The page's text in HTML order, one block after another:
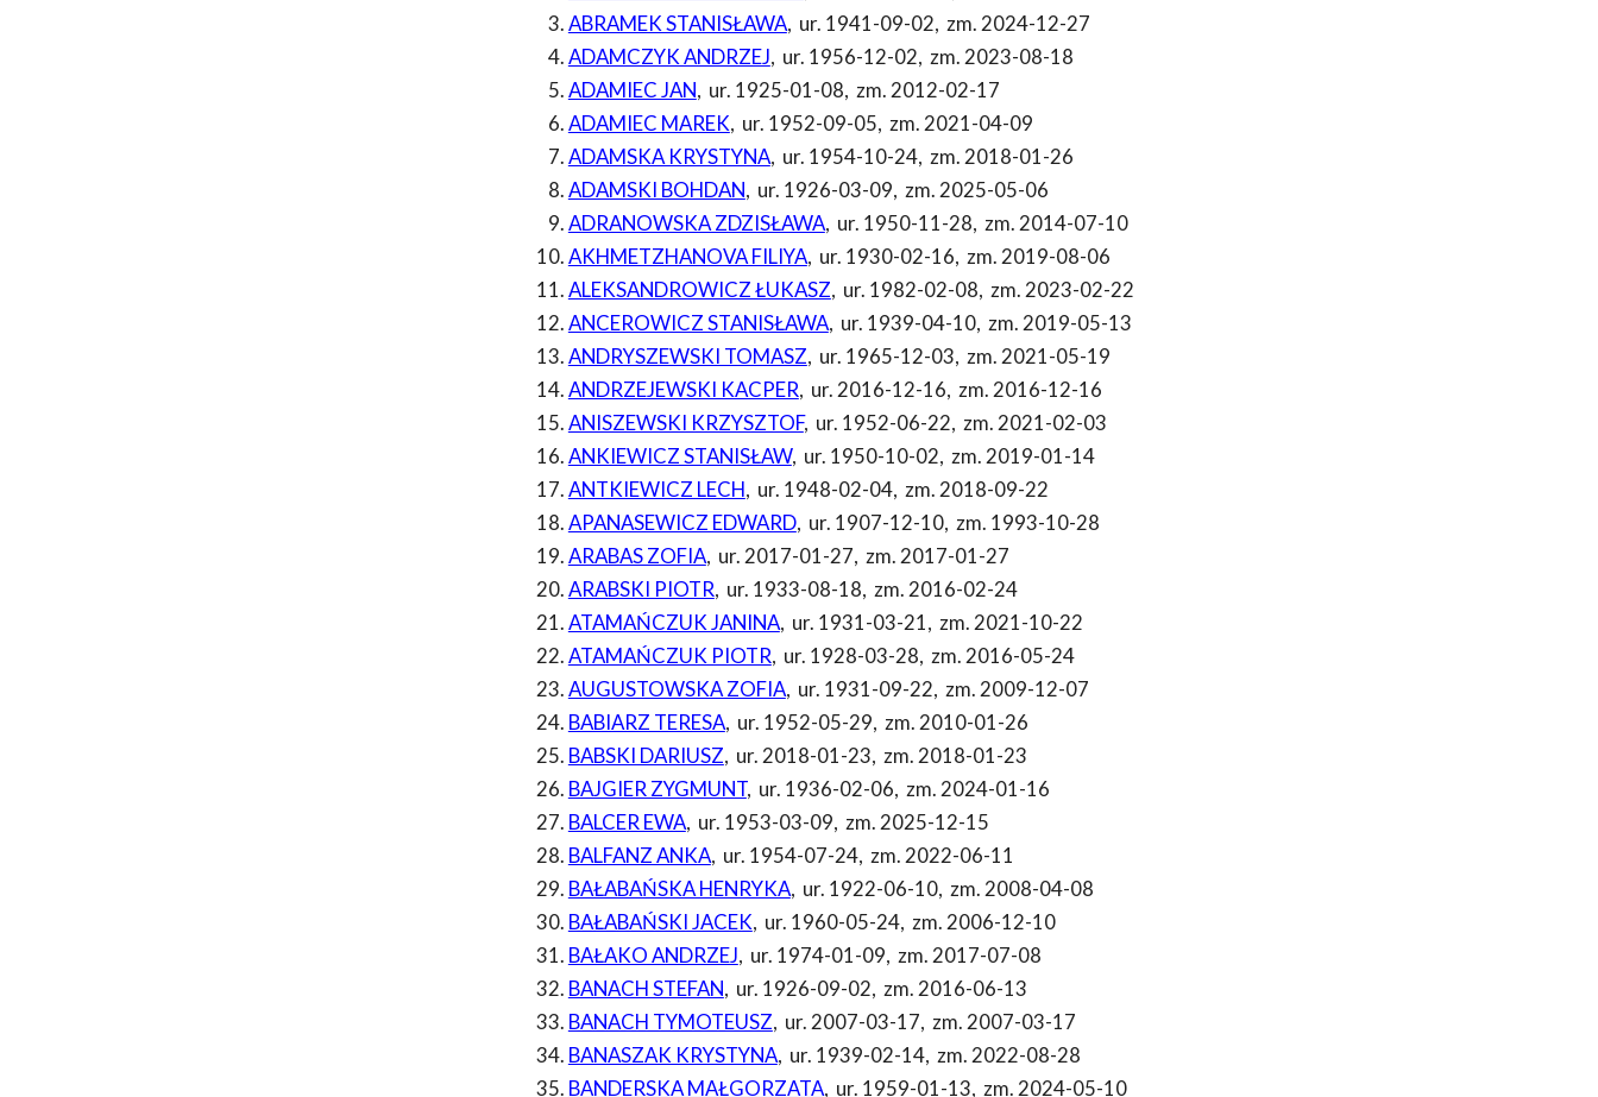
ABRAMEK STANISŁAWA, ur. 1941-09-02, zm. 2024-12-27
ADAMCZYK ANDRZEJ, ur. 1956-12-02, zm. 2023-08-18
ADAMIEC JAN, ur. 1925-01-08, zm. 2012-02-17
ADAMIEC MAREK, ur. 1952-09-05, zm. 2021-04-09
ADAMSKA KRYSTYNA, ur. 1954-10-24, zm. 2018-01-26
ADAMSKI BOHDAN, ur. 1926-03-09, zm. 2025-05-06
ADRANOWSKA ZDZISŁAWA, ur. 1950-11-28, zm. 2014-07-10
AKHMETZHANOVA FILIYA, ur. 1930-02-16, zm. 2019-08-06
ALEKSANDROWICZ ŁUKASZ, ur. 1982-02-08, zm. 2023-02-22
ANCEROWICZ STANISŁAWA, ur. 1939-04-10, zm. 2019-05-13
ANDRYSZEWSKI TOMASZ, ur. 1965-12-03, zm. 2021-05-19
ANDRZEJEWSKI KACPER, ur. 2016-12-16, zm. 2016-12-16
ANISZEWSKI KRZYSZTOF, ur. 1952-06-22, zm. 2021-02-03
ANKIEWICZ STANISŁAW, ur. 1950-10-02, zm. 2019-01-14
ANTKIEWICZ LECH, ur. 1948-02-04, zm. 2018-09-22
APANASEWICZ EDWARD, ur. 1907-12-10, zm. 1993-10-28
ARABAS ZOFIA, ur. 2017-01-27, zm. 2017-01-27
ARABSKI PIOTR, ur. 1933-08-18, zm. 2016-02-24
ATAMAŃCZUK JANINA, ur. 1931-03-21, zm. 2021-10-22
ATAMAŃCZUK PIOTR, ur. 1928-03-28, zm. 2016-05-24
AUGUSTOWSKA ZOFIA, ur. 1931-09-22, zm. 2009-12-07
BABIARZ TERESA, ur. 1952-05-29, zm. 2010-01-26
BABSKI DARIUSZ, ur. 2018-01-23, zm. 2018-01-23
BAJGIER ZYGMUNT, ur. 1936-02-06, zm. 2024-01-16
BALCER EWA, ur. 1953-03-09, zm. 2025-12-15
BALFANZ ANKA, ur. 1954-07-24, zm. 2022-06-11
BAŁABAŃSKA HENRYKA, ur. 1922-06-10, zm. 2008-04-08
BAŁABAŃSKI JACEK, ur. 1960-05-24, zm. 2006-12-10
BAŁAKO ANDRZEJ, ur. 1974-01-09, zm. 2017-07-08
BANACH STEFAN, ur. 1926-09-02, zm. 2016-06-13
BANACH TYMOTEUSZ, ur. 2007-03-17, zm. 2007-03-17
BANASZAK KRYSTYNA, ur. 1939-02-14, zm. 2022-08-28
BANDERSKA MAŁGORZATA, ur. 1959-01-13, zm. 2024-05-10